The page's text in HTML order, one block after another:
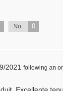
No 0
2021 following an